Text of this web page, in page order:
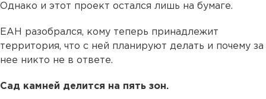
Однако и этот проект остался лишь на бумаге.
ЕАН разобрался, кому теперь принадлежит
территория, что с ней планируют делать и почему за
нее никто не в ответе.
Сад камней делится на пять зон.